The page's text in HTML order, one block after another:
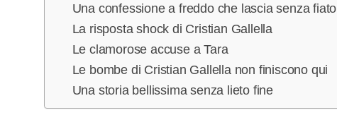
Una confessione a freddo che lascia senza fiato
La risposta shock di Cristian Gallella
Le clamorose accuse a Tara
Le bombe di Cristian Gallella non finiscono qui
Una storia bellissima senza lieto fine